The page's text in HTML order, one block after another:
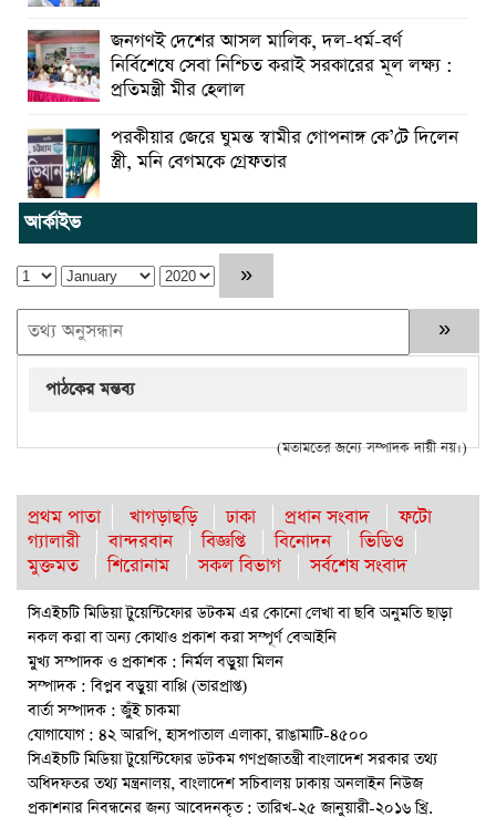
জনগণই দেশের আসল মালিক, দল-ধর্ম-বর্ণ
নির্বিশেষে সেবা নিশ্চিত করাই সরকারের মূল লক্ষ্য :
প্রতিমন্ত্রী মীর হেলাল
পরকীয়ার জেরে ঘুমন্ত স্বামীর গোপনাঙ্গ কে’টে দিলেন
স্ত্রী, মনি বেগমকে গ্রেফতার
আর্কাইভ
পাঠকের মন্তব্য
(মতামতের জন্যে সম্পাদক দায়ী নয়।)
প্রথম পাতা খাগড়াছড়ি ঢাকা প্রধান সংবাদ
ফটো
গ্যালারী
বান্দরবান বিজ্ঞপ্তি বিনোদন
ভিডিও
মুক্তমত
শিরোনাম সকল বিভাগ সর্বশেষ সংবাদ
সিএইচটি মিডিয়া টুয়েন্টিফোর ডটকম এর কোনো লেখা বা ছবি অনুমতি ছাড়া
নকল করা বা অন্য কোথাও প্রকাশ করা সম্পূর্ণ বেআইনি
মুখ্য সম্পাদক ও প্রকাশক : নির্মল বড়ুয়া মিলন
সম্পাদক : বিপ্লব বড়ুয়া বাপ্পি (ভারপ্রাপ্ত)
বার্তা সম্পাদক : জুঁই চাকমা
যোগাযোগ : ৪২ আরপি, হাসপাতাল এলাকা, রাঙামাটি-৪৫০০
সিএইচটি মিডিয়া টুয়েন্টিফোর ডটকম গণপ্রজাতন্ত্রী বাংলাদেশ সরকার তথ্য
অধিদফতর তথ্য মন্ত্রনালয়, বাংলাদেশ সচিবালয় ঢাকায় অনলাইন নিউজ
প্রকাশনার নিবন্ধনের জন্য আবেদনকৃত : তারিখ-২৫ জানুয়ারী-২০১৬ খ্রি.